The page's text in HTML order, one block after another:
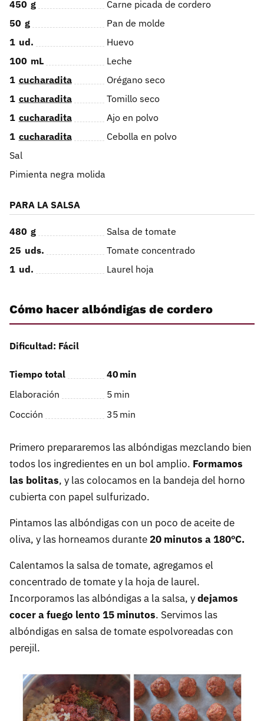
450 g
Carne picada de cordero
50 g
Pan de molde
1 ud.
Huevo
100 mL
Leche
1 cucharadita
Orégano seco
1 cucharadita
Tomillo seco
1 cucharadita
Ajo en polvo
1 cucharadita
Cebolla en polvo
Sal
Pimienta negra molida
PARA LA SALSA
480 g
Salsa de tomate
25 uds.
Tomate concentrado
1 ud. Laurel hoja
Cómo hacer albóndigas de cordero
Dificultad: Fácil
Tiempo total 40 min
Elaboración
5 min
Cocción
35 min
Primero prepararemos las albóndigas mezclando bien
todos los ingredientes en un bol amplio. Formamos
las bolitas, y las colocamos en la bandeja del horno
cubierta con papel sulfurizado.
Pintamos las albóndigas con un poco de aceite de
oliva, y las horneamos durante 20 minutos a 180ºC.
Calentamos la salsa de tomate, agregamos el
concentrado de tomate y la hoja de laurel.
Incorporamos las albóndigas a la salsa, ydejamos
cocer a fuego lento 15 minutos. Servimos las
albóndigas en salsa de tomate espolvoreadas con
perejil.